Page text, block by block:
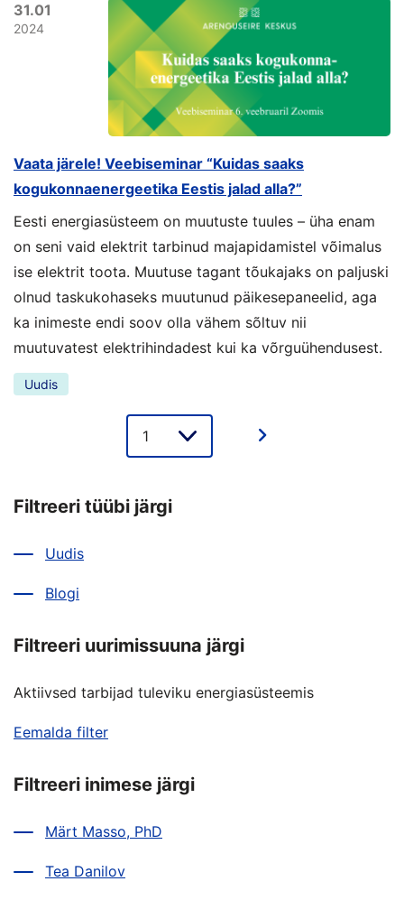
31.01
2024
Vaata järele! Veebiseminar “Kuidas saaks
kogukonnaenergeetika Eestis jalad alla?”
Eesti energiasüsteem on muutuste tuules – üha enam
on seni vaid elektrit tarbinud majapidamistel võimalus
ise elektrit toota. Muutuse tagant tõukajaks on paljuski
olnud taskukohaseks muutunud päikesepaneelid, aga
ka inimeste endi soov olla vähem sõltuv nii
muutuvatest elektrihindadest kui ka võrguühendusest.
Uudis
Lehe
valik
Filtreeri tüübi järgi
Uudis
Blogi
Filtreeri uurimissuuna järgi
Aktiivsed tarbijad tuleviku energiasüsteemis
Eemalda filter
Filtreeri inimese järgi
Märt Masso, PhD
Tea Danilov